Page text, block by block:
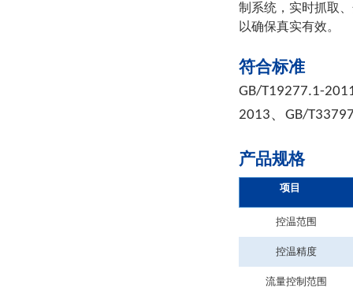
制系统，实时抓取
以确保真实有效。
符合标准
GB/T19277.1-
2013、 GB/
产品规格
项目
控温范围
控温精度
流量控制范围